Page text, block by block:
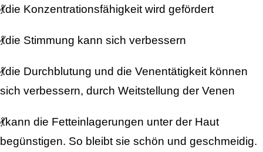
💃die Konzentrationsfähigkeit wird gefördert
💃die Stimmung kann sich verbessern
💃die Durchblutung und die Venentätigkeit können
sich verbessern, durch Weitstellung der Venen
💃kann die Fetteinlagerungen unter der Haut
begünstigen. So bleibt sie schön und geschmeidig.